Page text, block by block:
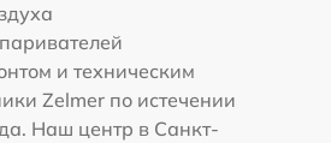
и техническим
Zelmer по истечении
Наш центр в Санкт-